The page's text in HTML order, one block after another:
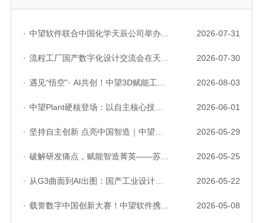
· 中望软件联合中国化学天辰公司举办“走进标杆企业”研讨会，共探流程工业数字化创新实践 2026-07-31
· 流程工厂国产数字化设计交流会在天津召开，中望自主CAD底座助力行业数字化转型实践获广泛关注 2026-07-30
· 遇见“悟空”· AI共创！中望3D赋能工业设计国产化与AI创新升级 2026-08-03
· 中望Plant硬核登场：以自主核心技术，破解流程工业数据一致性与协同困境 2026-06-01
· 坚持自主创新 点亮中国智造｜中望软件亮相第十届中国网络版权保护与发展大会 2026-05-29
· 破解研发痛点，赋能智造菁英——苏州研发菁英 CTO 成长营暨高级人才认证启动会圆满落幕 2026-05-25
· 从G3曲面到AI出图：国产工业设计软件的硬实力到底怎么样了？ 2026-05-22
· 载誉数字中国创新大赛！中望软件携手三家伙伴，斩获信创赛道多项大奖 2026-05-08